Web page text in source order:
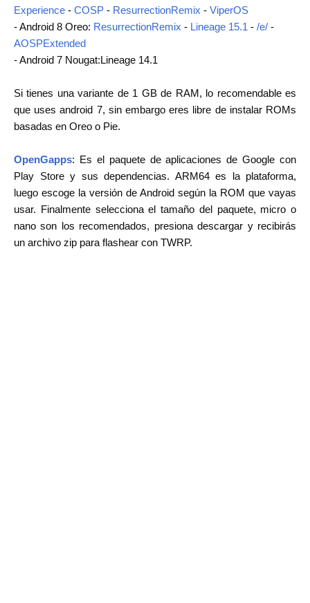
Experience - COSP - ResurrectionRemix - ViperOS
- Android 8 Oreo: ResurrectionRemix - Lineage 15.1 - /e/ -
AOSPExtended
- Android 7 Nougat:Lineage 14.1
Si tienes una variante de 1 GB de RAM, lo recomendable es
que uses android 7, sin embargo eres libre de instalar ROMs
basadas en Oreo o Pie.
OpenGapps: Es el paquete de aplicaciones de Google con
Play Store y sus dependencias. ARM64 es la plataforma,
luego escoge la versión de Android según la ROM que vayas
usar. Finalmente selecciona el tamaño del paquete, micro o
nano son los recomendados, presiona descargar y recibirás
un archivo zip para flashear con TWRP.